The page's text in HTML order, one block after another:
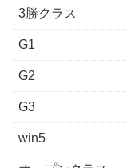
3勝クラス
G1
G2
G3
win5